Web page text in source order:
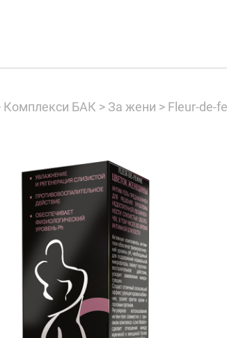
Комплекси БАК > За жени > Fleur-de-